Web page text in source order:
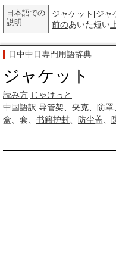
日本語での
説明
ジャケット[ジャ
前のあいた短い
日中中日専門用語辞典
ジャケット
読み方 じゃけっと
中国語訳 导管架 夹克 、防罩
盒、套、 书籍护封 防尘盖、